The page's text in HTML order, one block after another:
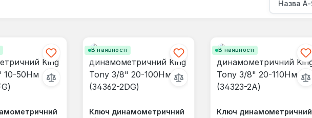
В наявності
Ключ динамометричний
В наявності
Ключ динамометричний